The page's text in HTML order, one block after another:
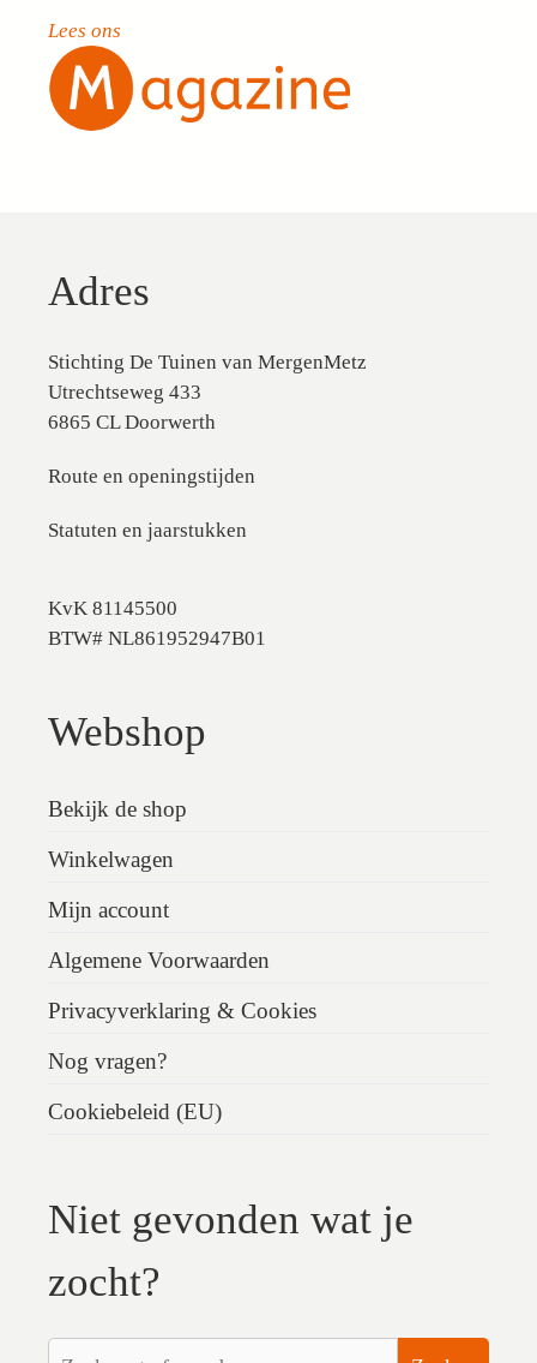
Lees ons
Adres
Stichting De Tuinen van MergenMetz
Utrechtseweg 433
6865 CL Doorwerth
Route en openingstijden
Statuten en jaarstukken
KvK 81145500
BTW# NL861952947B01
Webshop
Bekijk de shop
Winkelwagen
Mijn account
Algemene Voorwaarden
Privacyverklaring & Cookies
Nog vragen?
Cookiebeleid (EU)
Niet gevonden wat je
zocht?